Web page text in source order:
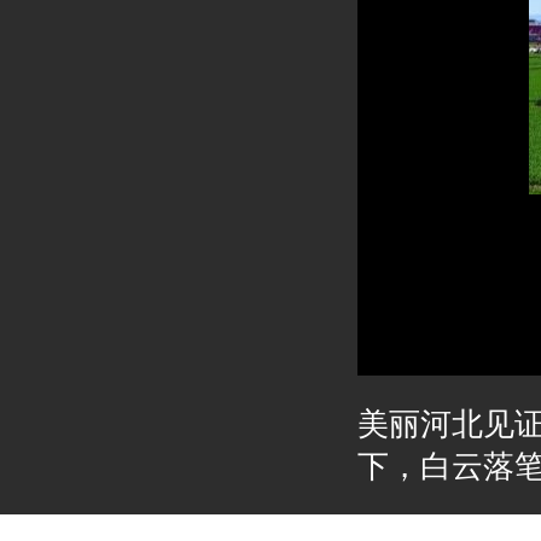
美丽河北见
下，白云落